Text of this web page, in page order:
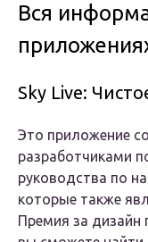
Вся
Sky Live:
Это приложение
разработчиками
руководства по
которые также
Премия за дизайн